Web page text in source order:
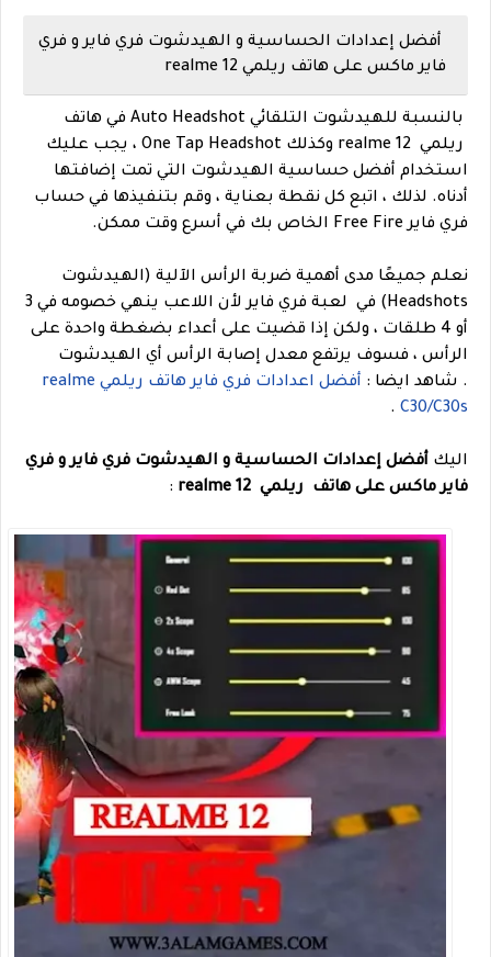
أفضل إعدادات الحساسية و الهيدشوت فري فاير و فري
فاير ماكس على هاتف ريلمي realme 12
بالنسبة للهيدشوت التلقائي Auto Headshot في هاتف
ريلمي realme 12 وكذلك One Tap Headshot ، يجب عليك
استخدام أفضل حساسية الهيدشوت التي تمت إضافتها
أدناه. لذلك ، اتبع كل نقطة بعناية ، وقم بتنفيذها في حساب
فري فاير Free Fire الخاص بك في أسرع وقت ممكن.
نعلم جميعًا مدى أهمية ضربة الرأس الآلية (الهيدشوت
Headshots) في لعبة فري فاير لأن اللاعب ينهي خصومه في 3
أو 4 طلقات ، ولكن إذا قضيت على أعداء بضغطة واحدة على
الرأس ، فسوف يرتفع معدل إصابة الرأس أي الهيدشوت
. شاهد ايضا :
أفضل اعدادات فري فاير هاتف ريلمي realme
C30/C30s
.
اليك أفضل إعدادات الحساسية و الهيدشوت فري فاير و فري
فاير ماكس على هاتف ريلمي realme 12
: